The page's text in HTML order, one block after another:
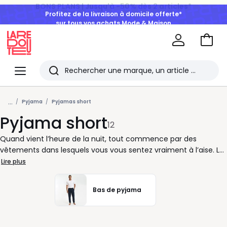
Profitez de la livraison à domicile offerte*
sur tous vos achats Mode & Maison
Menu
Redoute
Rechercher
Les
derniers
articles
consultés
Aller
... Pyjama Pyjamas short
Pyjama short12
Quand vient l’heure de la nuit, tout commence par des
vêtements dans lesquels vous vous sentez vraiment à l’aise. Le
pyjama short répond à ce besoin de simplicité et de légèreté,
sans compromis sur l’allure. Chez La Redoute, nous avons
pensé cette catégorie pour accompagner vos soirées
détendues et vos réveils en douceur, que vous soyez adepte
d’un style épuré ou plus expressif. Chaque ensemble se
Lire plus
Bas de pyjama